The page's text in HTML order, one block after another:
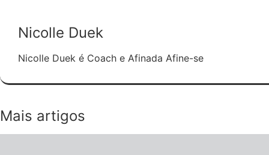
Nicolle Duek
Nicolle Duek é Coach e Afinada Afine-se
Mais artigos